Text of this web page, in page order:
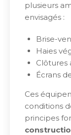
plusieurs
envisagés :
Brise-
Haies
Clôtures
Écrans
Ces
conditions
principes